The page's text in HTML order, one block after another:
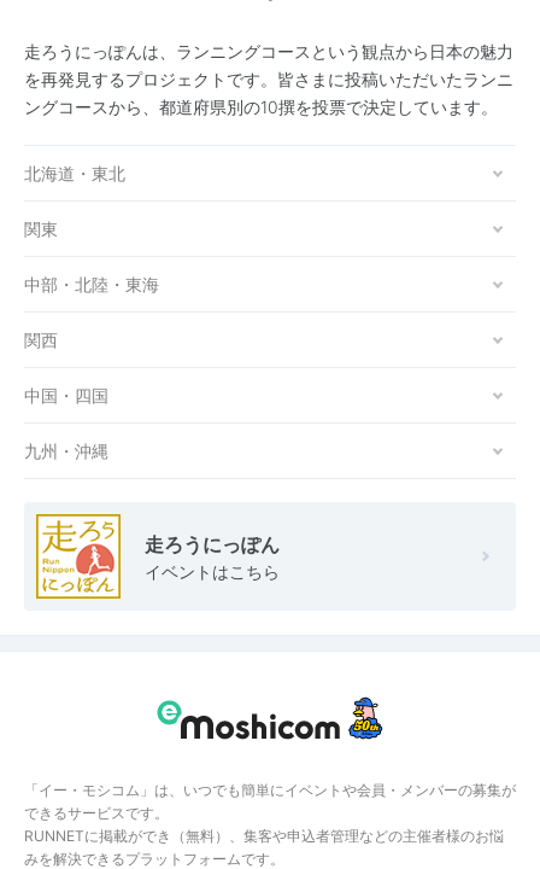
走ろうにっぽんは、ランニングコースという観点から日本の魅力
を再発見するプロジェクトです。皆さまに投稿いただいたランニ
ングコースから、都道府県別の10撰を投票で決定しています。
北海道・東北
関東
中部・北陸・東海
関西
中国・四国
九州・沖縄
走ろうにっぽん
イベントはこちら
「イー・モシコム」は、いつでも簡単にイベントや会員・メンバーの募集が
できるサービスです。
RUNNETに掲載ができ（無料）、集客や申込者管理などの主催者様のお悩
みを解決できるプラットフォームです。